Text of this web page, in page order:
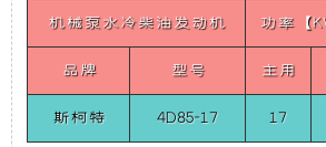
增
（整
体
式
单
相
50HZ）
12KW
机械泵水冷柴油发动机
功率【
品牌
型号 主用
斯柯特 4D85-17 17